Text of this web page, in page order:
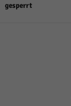
gesperrt